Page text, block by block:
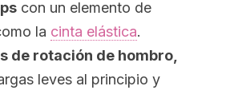
con un elemento de
la cinta elástica.
de rotación de hombro,
leves al principio y